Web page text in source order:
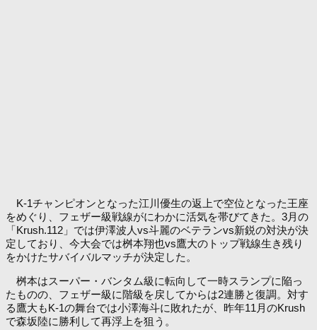
K-1チャンピオンとなった江川優生の返上で空位となった王座
をめぐり、フェザー級戦線がにわかに活気を帯びてきた。3月の
「Krush.112」では伊澤波人vs斗麗のベテランvs新鋭の対決が決
定しており、今大会では桝本翔也vs鷹大のトップ戦線生き残り
をかけたサバイバルマッチが決定した。
桝本はスーパー・バンタム級に転向して一時スランプに陥っ
たものの、フェザー級に階級を戻してからは2連勝と復調。対す
る鷹大もK-1の舞台では小澤海斗に敗れたが、昨年11月のKrush
で森坂陸に勝利して再浮上を狙う。